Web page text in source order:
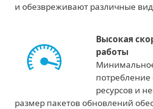
и обезвреживают различные
Высокая
работы
ресурсов и
размер пакетов обновлений